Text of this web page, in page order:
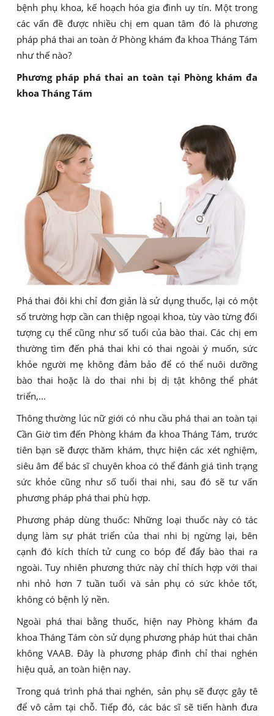
bệnh phụ khoa, kế hoạch hóa gia đình uy tín. Một trong
các vấn đề được nhiều chị em quan tâm đó là phương
pháp phá thai an toàn ở Phòng khám đa khoa Tháng Tám
như thế nào?
Phương pháp phá thai an toàn tại Phòng khám đa
khoa Tháng Tám
Phá thai đôi khi chỉ đơn giản là sử dụng thuốc, lại có một
số trường hợp cần can thiệp ngoại khoa, tùy vào từng đối
tượng cụ thể cũng như số tuổi của bào thai. Các chị em
thường tìm đến phá thai khi có thai ngoài ý muốn, sức
khỏe người mẹ không đảm bảo để có thể nuôi dưỡng
bào thai hoặc là do thai nhi bị dị tật không thể phát
triển,...
Thông thường lúc nữ giới có nhu cầu phá thai an toàn tại
Cần Giờ tìm đến Phòng khám đa khoa Tháng Tám, trước
tiên bạn sẽ được thăm khám, thực hiện các xét nghiệm,
siêu âm để bác sĩ chuyên khoa có thể đánh giá tình trạng
sức khỏe cũng như số tuổi thai nhi, sau đó sẽ tư vấn
phương pháp phá thai phù hợp.
Phương pháp dùng thuốc: Những loại thuốc này có tác
dụng làm sự phát triển của thai nhi bị ngừng lại, bên
cạnh đó kích thích tử cung co bóp để đẩy bào thai ra
ngoài. Tuy nhiên phương thức này chỉ thích hợp với thai
nhi nhỏ hơn 7 tuần tuổi và sản phụ có sức khỏe tốt,
không có bệnh lý nền.
Ngoài phá thai bằng thuốc, hiện nay Phòng khám đa
khoa Tháng Tám còn sử dụng phương pháp hút thai chân
không VAAB. Đây là phương pháp đình chỉ thai nghén
hiệu quả, an toàn hiện nay.
Trong quá trình phá thai nghén, sản phụ sẽ được gây tê
để vô cảm tại chỗ. Tiếp đó, các bác sĩ sẽ tiến hành đưa